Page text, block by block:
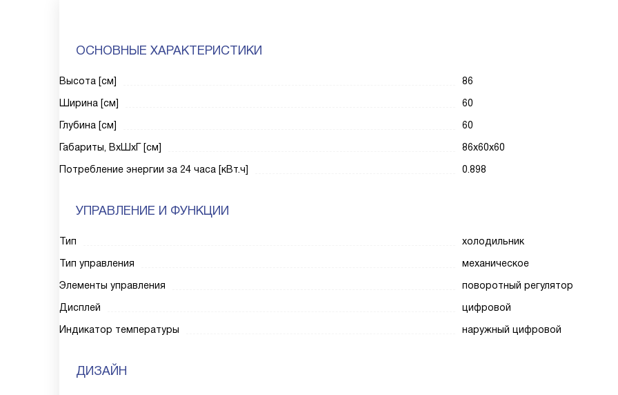
ОСНОВНЫЕ ХАРАКТЕРИСТИКИ
Высота [см]
86
Ширина [см]
60
Глубина [см]
60
Габариты, ВxШxГ [см]
86x60x60
Потребление энергии за 24 часа [кВт.ч]
0.898
УПРАВЛЕНИЕ И ФУНКЦИИ
Тип
холодильник
Тип управления
механическое
Элементы управления
поворотный регулятор
Дисплей
цифровой
Индикатор температуры
наружный цифровой
ДИЗАЙН